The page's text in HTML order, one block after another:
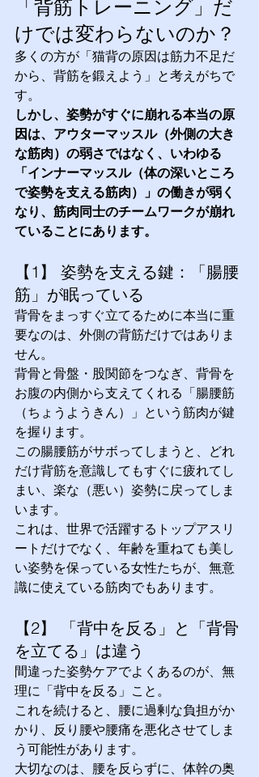
「背筋トレーニング」だ
けでは変わらないのか？
多くの方が「猫背の原因は筋力不足だ
から、背筋を鍛えよう」と考えがちで
す。
しかし、姿勢がすぐに崩れる本当の原
因は、アウターマッスル（外側の大き
な筋肉）の弱さではなく、いわゆる
「インナーマッスル（体の深いところ
で姿勢を支える筋肉）」の働きが弱く
なり、筋肉同士のチームワークが崩れ
ていることにあります。
【1】 姿勢を支える鍵：「腸腰
筋」が眠っている
背骨をまっすぐ立てるために本当に重
要なのは、外側の背筋だけではありま
せん。
背骨と骨盤・股関節をつなぎ、背骨を
お腹の内側から支えてくれる「腸腰筋
（ちょうようきん）」という筋肉が鍵
を握ります。
この腸腰筋がサボってしまうと、どれ
だけ背筋を意識してもすぐに疲れてし
まい、楽な（悪い）姿勢に戻ってしま
います。
これは、世界で活躍するトップアスリ
ートだけでなく、年齢を重ねても美し
い姿勢を保っている女性たちが、無意
識に使えている筋肉でもあります。
【2】 「背中を反る」と「背骨
を立てる」は違う
間違った姿勢ケアでよくあるのが、無
理に「背中を反る」こと。
これを続けると、腰に過剰な負担がか
かり、反り腰や腰痛を悪化させてしま
う可能性があります。
大切なのは、腰を反らずに、体幹の奥